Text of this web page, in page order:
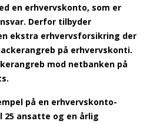
en erhvervskonto, som er
Derfor tilbyder
ekstra erhvervsforsikring der
på erhvervskonti.
mod netbanken på
på en erhvervskonto-
25 ansatte og en årlig